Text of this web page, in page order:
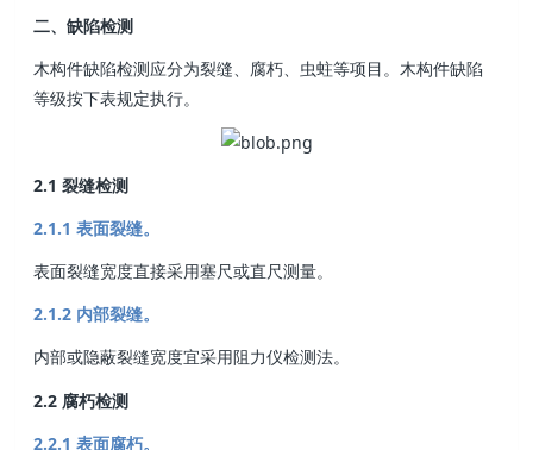
二、缺陷检测
木构件缺陷检测应分为裂缝、腐朽、虫蛀等项目。木构件缺陷
等级按下表规定执行。
2.1 裂缝检测
2.1.1 表面裂缝。
表面裂缝宽度直接采用塞尺或直尺测量。
2.1.2 内部裂缝。
内部或隐蔽裂缝宽度宜采用阻力仪检测法。
2.2 腐朽检测
2.2.1 表面腐朽。